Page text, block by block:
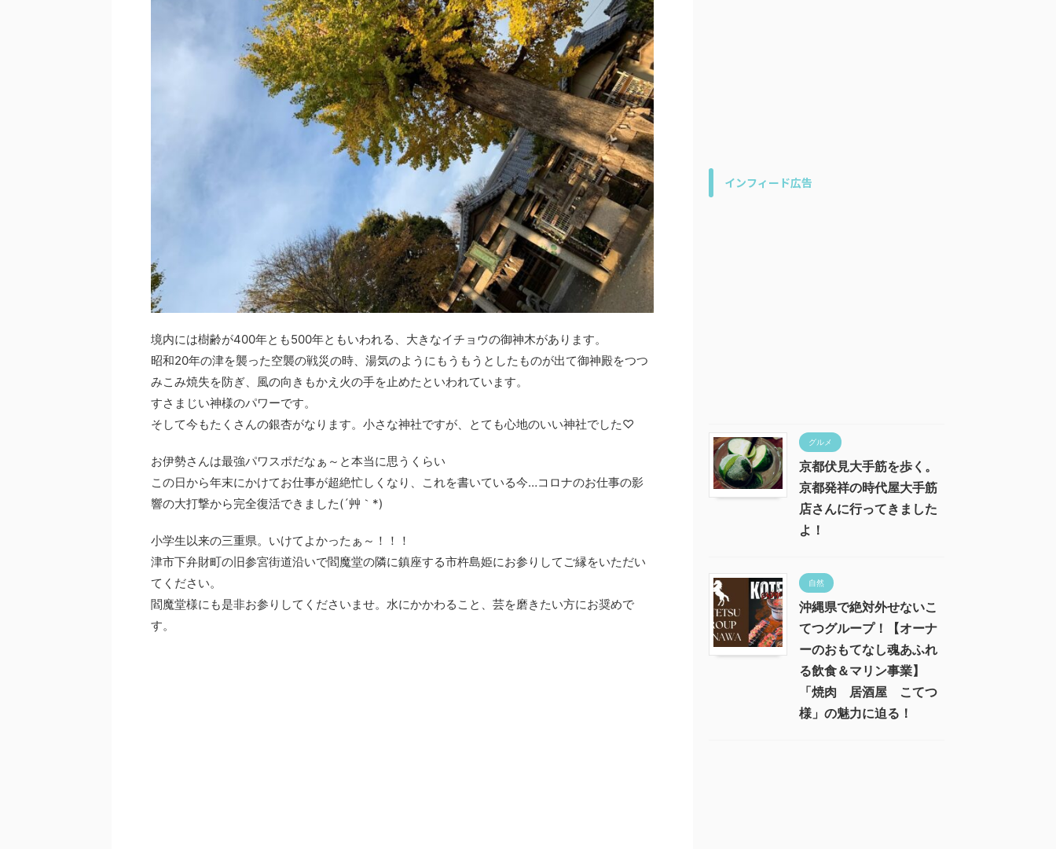
境内には樹齢が400年とも500年ともいわれる、大きなイチョウの御神木があります。
昭和20年の津を襲った空襲の戦災の時、湯気のようにもうもうとしたものが出て御神殿をつつ
みこみ焼失を防ぎ、風の向きもかえ火の手を止めたといわれています。
すさまじい神様のパワーです。
そして今もたくさんの銀杏がなります。小さな神社ですが、とても心地のいい神社でした♡
お伊勢さんは最強パワスポだなぁ～と本当に思うくらい
この日から年末にかけてお仕事が超絶忙しくなり、これを書いている今…コロナのお仕事の影
響の大打撃から完全復活できました(´艸｀*)
小学生以来の三重県。いけてよかったぁ～！！！
津市下弁財町の旧参宮街道沿いで閻魔堂の隣に鎮座する市杵島姫にお参りしてご縁をいただい
てください。
閻魔堂様にも是非お参りしてくださいませ。水にかかわること、芸を磨きたい方にお奨めで
す。
インフィード広告
グルメ
京都伏見大手筋を歩く。
京都発祥の時代屋大手筋
店さんに行ってきました
よ！
自然
沖縄県で絶対外せないこ
てつグループ！【オーナ
ーのおもてなし魂あふれ
る飲食＆マリン事業】
「焼肉 居酒屋 こてつ
様」の魅力に迫る！